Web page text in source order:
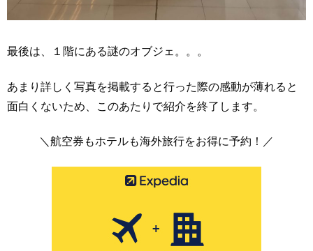
最後は、１階にある謎のオブジェ。。。
あまり詳しく写真を掲載すると行った際の感動が薄れると
面白くないため、このあたりで紹介を終了します。
＼航空券もホテルも海外旅行をお得に予約！／